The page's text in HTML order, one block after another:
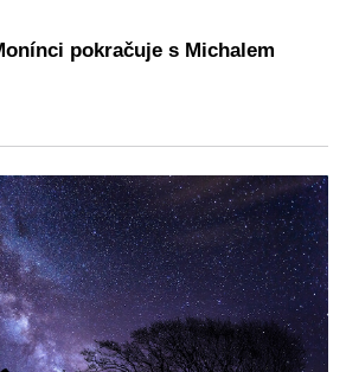
pokračuje s Michalem